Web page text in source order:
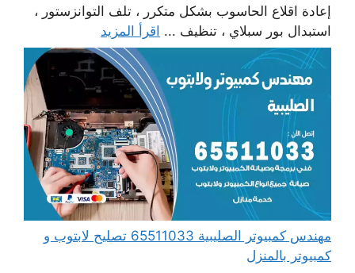
إعادة اقلاع الحاسوب بشكل متكرر ، تلف التوانزستور ،
استبدال بور سبلاي ، تنظيف ... اقرأ المزيد
مهندس كمبيوتر الصليبية 65511033 تصليح لابتوب و
كمبيوتر بالمنزل